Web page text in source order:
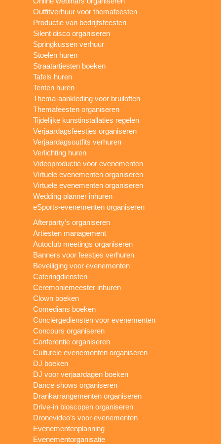
Outfitverhuur voor themafeesten
Productie van bedrijfsfeesten
Silent disco organiseren
Springkussen verhuur
Stoelen huren
Straatartiesten boeken
Tafels huren
Tenten huren
Thema-aankleding voor bruiloften
Themafeesten organiseren
Tijdelijke kunstinstallaties regelen
Verjaardagsfeestjes organiseren
Verjaardagsoutfits verhuren
Verlichting huren
Videoproductie voor evenementen
Virtuele evenementen organiseren
Virtuele evenementen organiseren
Wedding planner inhuren
eSports-evenementen organiseren
Afterparty’s organiseren
Artiesten management
Autoclub meetings organiseren
Banners voor feestjes verhuren
Beveiliging voor evenementen
Cateringdiensten
Ceremoniemeester inhuren
Clown boeken
Comedians boeken
Conciërgediensten voor evenementen
Concours organiseren
Conferentie organiseren
Culturele evenementen organiseren
DJ boeken
DJ voor verjaardagen boeken
Dance shows organiseren
Drankarrangementen organiseren
Drive-in bioscopen organiseren
Dronevideo’s voor evenementen
Evenementenplanning
Evenementorganisatie